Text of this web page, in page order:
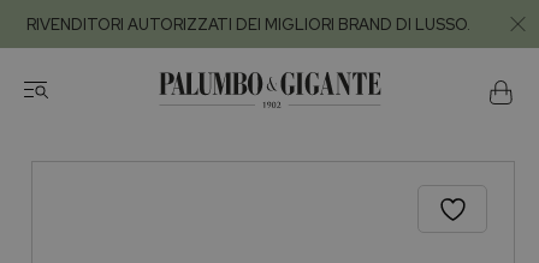
RIVENDITORI AUTORIZZATI DEI MIGLIORI BRAND DI LUSSO.